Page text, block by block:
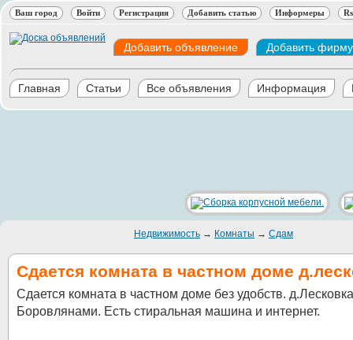
Ваш город Войти Регистрация Добавить статью Информеры
Добавить объявление Добавить фирму
Главная Статьи Все объявления Информация
Недвижимость → Комнаты → Сдам
Сдается комната в частном доме
Сдается комната в частном доме без удобств.
Боровлянами. Есть стиральная машина и интернет.